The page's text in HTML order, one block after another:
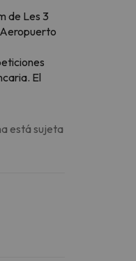
de Les 3
El
está sujeta